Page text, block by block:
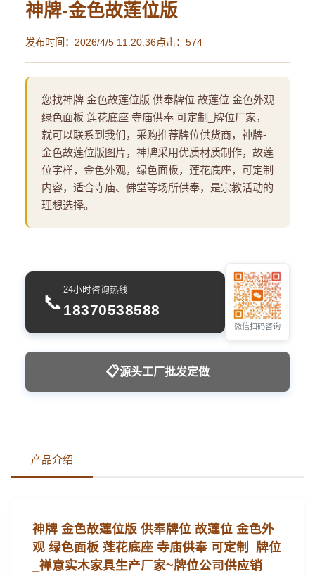
神牌-金色故莲位版
发布时间：2026/4/5 11:20:36点击：574
您找神牌 金色故莲位版 供奉牌位 故莲位 金色外观
绿色面板 莲花底座 寺庙供奉 可定制_牌位厂家，
就可以联系到我们，采购推荐牌位供货商，神牌-
金色故莲位版图片，神牌采用优质材质制作，故莲
位字样，金色外观，绿色面板，莲花底座，可定制
内容，适合寺庙、佛堂等场所供奉，是宗教活动的
理想选择。
📞
24小时咨询热线
18370538588
微信扫码咨询
📋源头工厂批发定做
产品介绍
神牌 金色故莲位版 供奉牌位 故莲位 金色外
观 绿色面板 莲花底座 寺庙供奉 可定制_牌位
_禅意实木家具生产厂家~牌位公司供应销